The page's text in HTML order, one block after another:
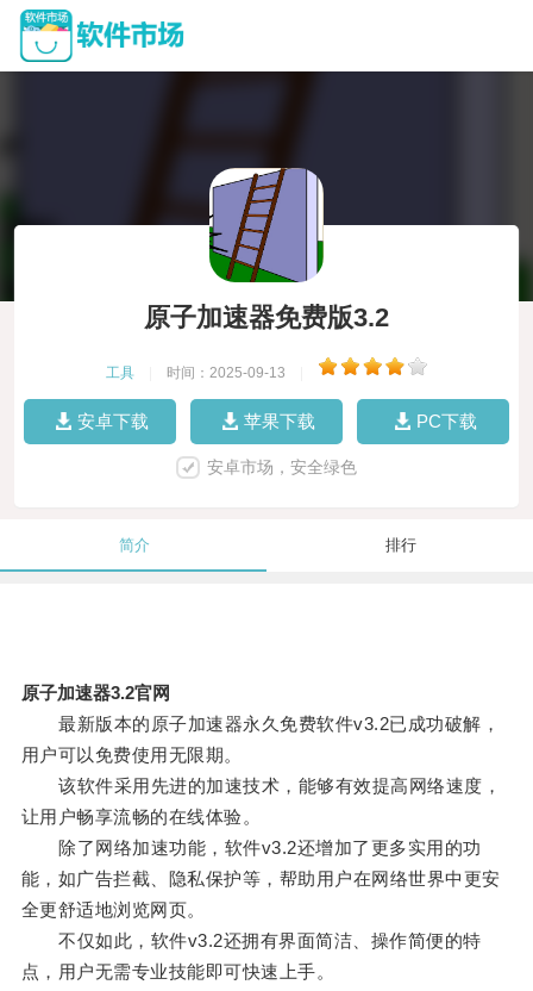
原子加速器免费版3.2
工具 时间：2025-09-13
安卓下载 苹果下载 PC下载
安卓市场，安全绿色
简介 排行
原子加速器3.2官网
最新版本的原子加速器永久免费软件v3.2已成功破解，
用户可以免费使用无限期。
该软件采用先进的加速技术，能够有效提高网络速度，
让用户畅享流畅的在线体验。
除了网络加速功能，软件v3.2还增加了更多实用的功
能，如广告拦截、隐私保护等，帮助用户在网络世界中更安
全更舒适地浏览网页。
不仅如此，软件v3.2还拥有界面简洁、操作简便的特
点，用户无需专业技能即可快速上手。